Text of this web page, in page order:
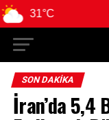
SON DAKIKA
İran’da 5,4